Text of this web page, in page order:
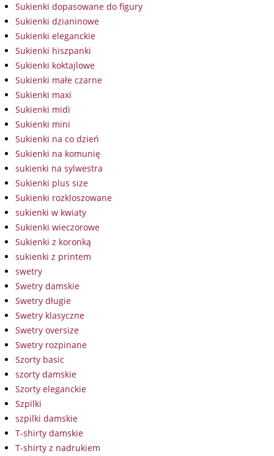
Sukienki dopasowane do figury
Sukienki dzianinowe
Sukienki eleganckie
Sukienki hiszpanki
Sukienki koktajlowe
Sukienki małe czarne
Sukienki maxi
Sukienki midi
Sukienki mini
Sukienki na co dzień
Sukienki na komunię
sukienki na sylwestra
Sukienki plus size
Sukienki rozkloszowane
sukienki w kwiaty
Sukienki wieczorowe
Sukienki z koronką
sukienki z printem
swetry
Swetry damskie
Swetry długie
Swetry klasyczne
Swetry oversize
Swetry rozpinane
Szorty basic
szorty damskie
Szorty eleganckie
Szpilki
szpilki damskie
T-shirty damskie
T-shirty z nadrukiem